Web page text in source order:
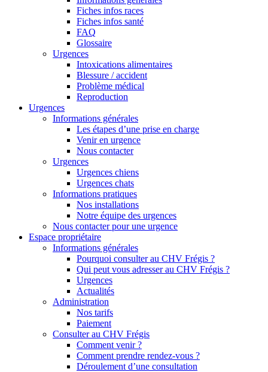
Fiches infos races
Fiches infos santé
FAQ
Glossaire
Urgences
Intoxications alimentaires
Blessure / accident
Problème médical
Reproduction
Urgences
Informations générales
Les étapes d’une prise en charge
Venir en urgence
Nous contacter
Urgences
Urgences chiens
Urgences chats
Informations pratiques
Nos installations
Notre équipe des urgences
Nous contacter pour une urgence
Espace propriétaire
Informations générales
Pourquoi consulter au CHV Frégis ?
Qui peut vous adresser au CHV Frégis ?
Urgences
Actualités
Administration
Nos tarifs
Paiement
Consulter au CHV Frégis
Comment venir ?
Comment prendre rendez-vous ?
Déroulement d’une consultation